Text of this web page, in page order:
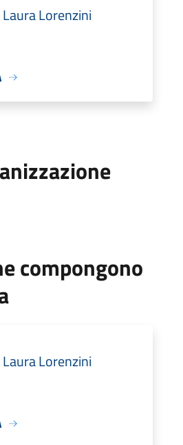
Lorenzini
compongono
Lorenzini